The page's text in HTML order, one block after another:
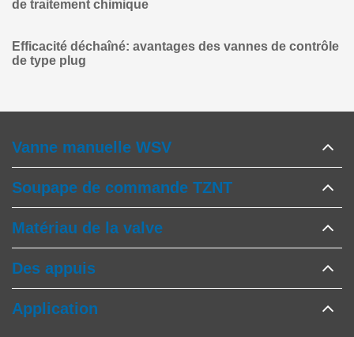
de traitement chimique
Efficacité déchaîné: avantages des vannes de contrôle
de type plug
Vanne manuelle WSV
Soupape de commande TZNT
Matériau de la valve
Des appuis
Application